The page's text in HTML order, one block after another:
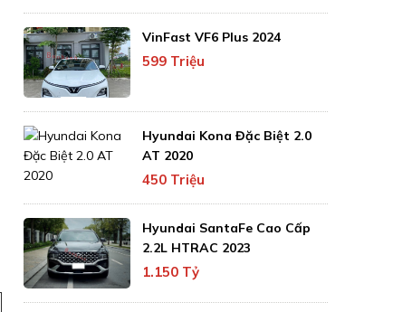
VinFast VF6 Plus 2024
599 Triệu
Hyundai Kona Đặc Biệt 2.0
AT 2020
450 Triệu
Hyundai SantaFe Cao Cấp
2.2L HTRAC 2023
1.150 Tỷ